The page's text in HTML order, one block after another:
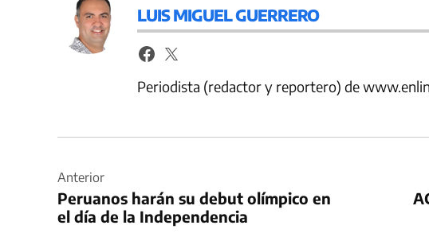
LUIS MIGUEL GUERRERO
Periodista (redactor y reportero) de
de
entradas
Anterior
Peruanos harán su debut olímpico en
el día de la Independencia